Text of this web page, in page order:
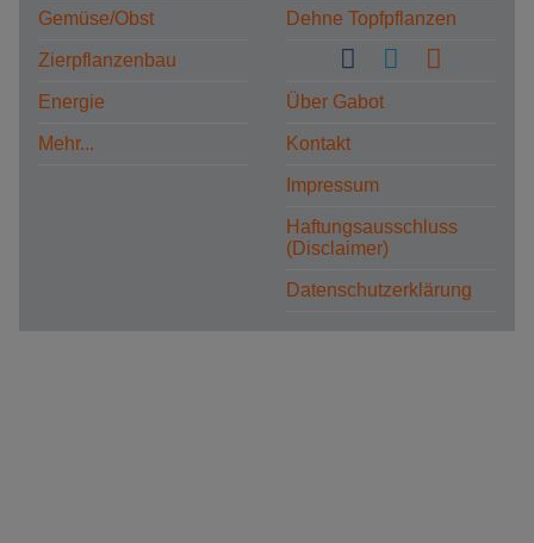
Gemüse/Obst
Zierpflanzenbau
Energie
Mehr...
Dehne Topfpflanzen
Über Gabot
Kontakt
Impressum
Haftungsausschluss
(Disclaimer)
Datenschutzerklärung